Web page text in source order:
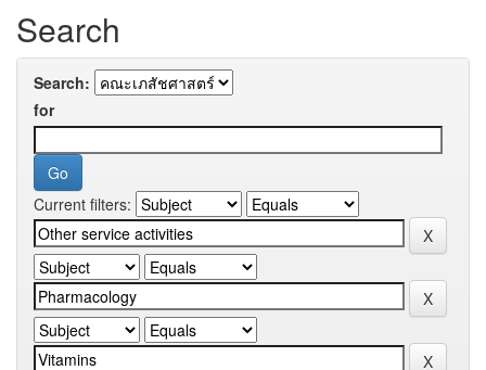
Search
Search:
for
Current filters: